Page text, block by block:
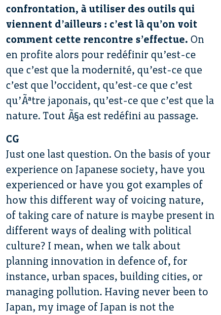
confrontation, à utiliser des outils qui
viennent d’ailleurs : c’est là qu’on voit
comment cette rencontre s’effectue. On
en profite alors pour redéfinir qu’est-ce
que c’est que la modernité, qu’est-ce que
c’est que l’occident, qu’est-ce que c’est
qu’Ãªtre japonais, qu’est-ce que c’est que la
nature. Tout Ã§a est redéfini au passage.
CG
Just one last question. On the basis of your
experience on Japanese society, have you
experienced or have you got examples of
how this different way of voicing nature,
of taking care of nature is maybe present in
different ways of dealing with political
culture? I mean, when we talk about
planning innovation in defence of, for
instance, urban spaces, building cities, or
managing pollution. Having never been to
Japan, my image of Japan is not the